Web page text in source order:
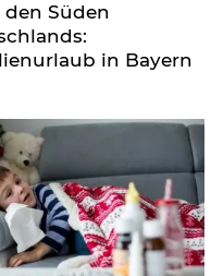
den Süden
in Bayern